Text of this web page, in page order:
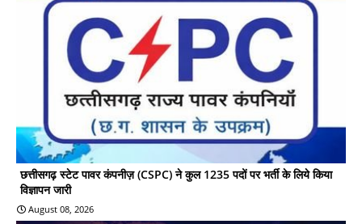
छत्तीसगढ़ स्टेट पावर कंपनीज़ (CSPC) ने कुल 1235 पदों पर भर्ती के लिये किया
विज्ञापन जारी
August 08, 2026